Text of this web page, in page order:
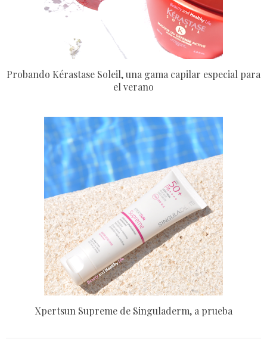
Probando Kérastase Soleil, una gama capilar especial para
el verano
Xpertsun Supreme de Singuladerm, a prueba